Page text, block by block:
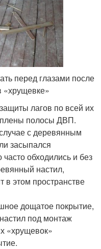
перед глазами после
«хрущевке»
лагов по всей их
полосы ДВП.
с деревянным
засыпался
обходились и без
настил,
в этом пространстве
дощатое покрытие,
под монтаж
«хрущевок»